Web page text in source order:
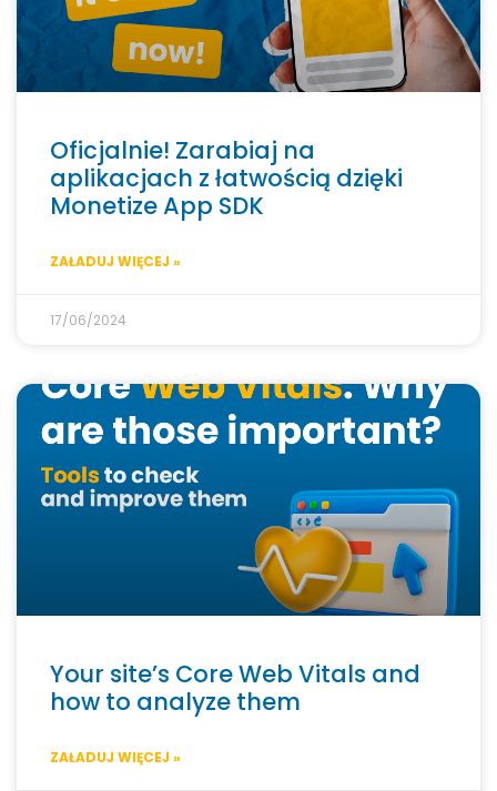
Oficjalnie! Zarabiaj na
aplikacjach z łatwością dzięki
Monetize App SDK
ZAŁADUJ WIĘCEJ »
17/06/2024
Your site’s Core Web Vitals and
how to analyze them
ZAŁADUJ WIĘCEJ »